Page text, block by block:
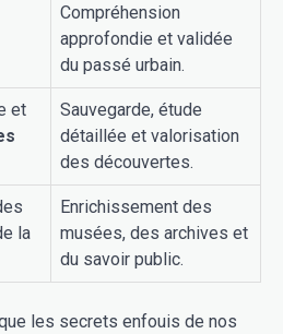
Compréhension
approfondie et validée
du passé urbain.
et
Sauvegarde, étude
détaillée et valorisation
des découvertes.
la
Enrichissement des
musées, des archives et
du savoir public.
les secrets enfouis de nos